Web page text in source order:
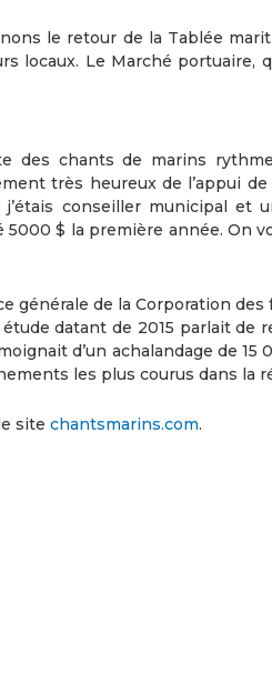
le retour de la Tablée
locaux. Le Marché portuaire,
des chants de marins
très heureux de l’appui
conseiller municipal et
$ la première année. On
générale de la Corporation
datant de 2015 parlait de
d’un achalandage de
les plus courus dans la
site chantsmarins.com.